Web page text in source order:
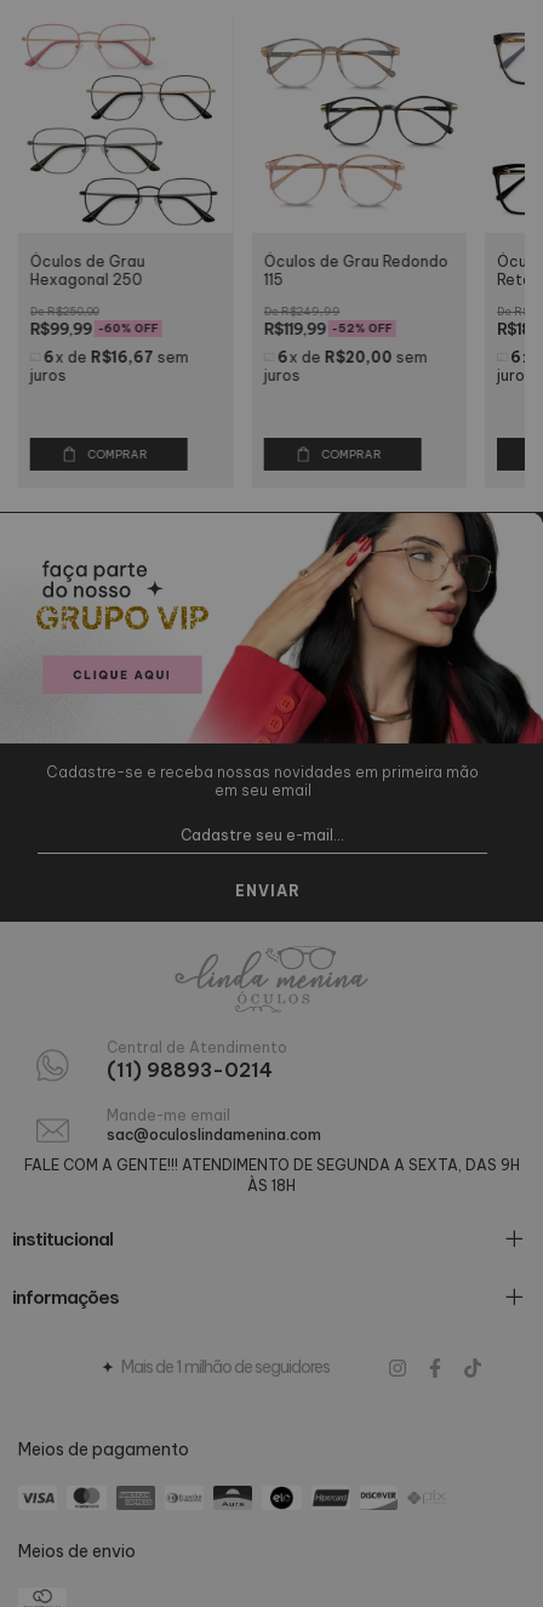
Óculos de Grau
Hexagonal 250
R$250,00
R$99,99 -60% OFF
6 x de R$16,67 sem
juros
COMPRAR
Óculos de Grau Redondo
115
R$249,99
R$119,99 -52% OFF
6 x de R$20,00 sem
juros
COMPRAR
6 x
juros
Central de Atendimento
(11) 98893-0214
Mande-me email
sac@oculoslindamenina.com
FALE COM A GENTE!!! ATENDIMENTO DE SEGUNDA A SEXTA, DAS 9H
ÀS 18H
institucional
informações
Mais de 1 milhão de seguidores
Cadastre-se e receba nossas novidades em primeira mão
em seu email
Meios de pagamento
Meios de envio